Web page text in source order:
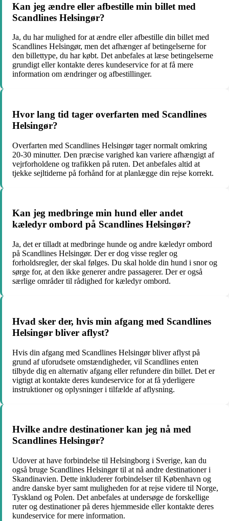
Kan jeg ændre eller afbestille min billet med
Scandlines Helsingør?
Ja, du har mulighed for at ændre eller afbestille din billet med
Scandlines Helsingør, men det afhænger af betingelserne for
den billettype, du har købt. Det anbefales at læse betingelserne
grundigt eller kontakte deres kundeservice for at få mere
information om ændringer og afbestillinger.
Hvor lang tid tager overfarten med Scandlines
Helsingør?
Overfarten med Scandlines Helsingør tager normalt omkring
20-30 minutter. Den præcise varighed kan variere afhængigt af
vejrforholdene og trafikken på ruten. Det anbefales altid at
tjekke sejltiderne på forhånd for at planlægge din rejse korrekt.
Kan jeg medbringe min hund eller andet
kæledyr ombord på Scandlines Helsingør?
Ja, det er tilladt at medbringe hunde og andre kæledyr ombord
på Scandlines Helsingør. Der er dog visse regler og
forholdsregler, der skal følges. Du skal holde din hund i snor og
sørge for, at den ikke generer andre passagerer. Der er også
særlige områder til rådighed for kæledyr ombord.
Hvad sker der, hvis min afgang med Scandlines
Helsingør bliver aflyst?
Hvis din afgang med Scandlines Helsingør bliver aflyst på
grund af uforudsete omstændigheder, vil Scandlines enten
tilbyde dig en alternativ afgang eller refundere din billet. Det er
vigtigt at kontakte deres kundeservice for at få yderligere
instruktioner og oplysninger i tilfælde af aflysning.
Hvilke andre destinationer kan jeg nå med
Scandlines Helsingør?
Udover at have forbindelse til Helsingborg i Sverige, kan du
også bruge Scandlines Helsingør til at nå andre destinationer i
Skandinavien. Dette inkluderer forbindelser til København og
andre danske byer samt muligheden for at rejse videre til Norge,
Tyskland og Polen. Det anbefales at undersøge de forskellige
ruter og destinationer på deres hjemmeside eller kontakte deres
kundeservice for mere information.